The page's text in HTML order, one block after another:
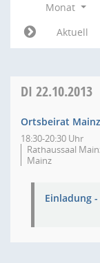
Monat
Aktuell
DI 22.10.2013
Ortsbeirat
18:30-20:30 Uhr
Rathaussaal
Mainz
Einladung